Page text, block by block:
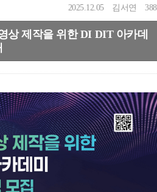
2025.12.05 김서연 388
상 제작을 위한 DI DIT 아카데